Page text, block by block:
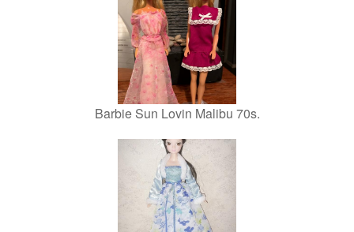
Barbie Sun Lovin Malibu 70s.